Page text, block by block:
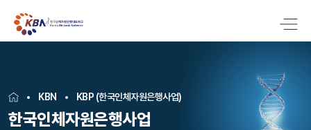
KBN KBP (한국인체자원은행사업)
한국인체자원은행사업